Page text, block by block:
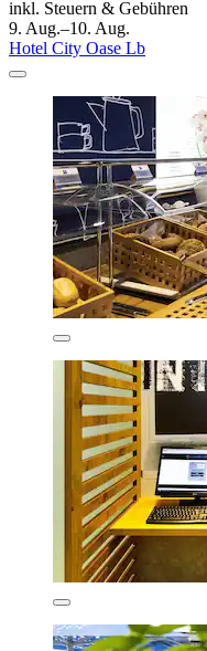
inkl. Steuern & Gebühren
9. Aug.–10. Aug.
Hotel City Oase Lb